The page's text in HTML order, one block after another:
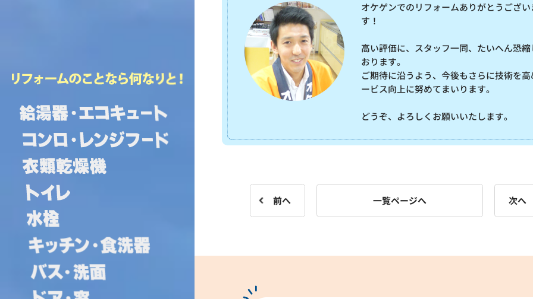
オケゲンでのリフォームありがとうござい
す！
高い評価に、スタッフ一同、たいへん恐縮
おります。
ご期待に沿うよう、今後もさらに技術を高
ービス向上に努めてまいります。
どうぞ、よろしくお願いいたします。
前へ 一覧ページへ 次へ